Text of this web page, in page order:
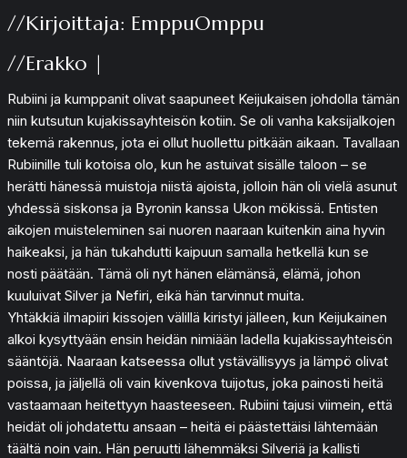
//Kirjoittaja: EmppuOmppu
//Erakko |
Rubiini ja kumppanit olivat saapuneet Keijukaisen johdolla tämän
niin kutsutun kujakissayhteisön kotiin. Se oli vanha kaksijalkojen
tekemä rakennus, jota ei ollut huollettu pitkään aikaan. Tavallaan
Rubiinille tuli kotoisa olo, kun he astuivat sisälle taloon – se
herätti hänessä muistoja niistä ajoista, jolloin hän oli vielä asunut
yhdessä siskonsa ja Byronin kanssa Ukon mökissä. Entisten
aikojen muisteleminen sai nuoren naaraan kuitenkin aina hyvin
haikeaksi, ja hän tukahdutti kaipuun samalla hetkellä kun se
nosti päätään. Tämä oli nyt hänen elämänsä, elämä, johon
kuuluivat Silver ja Nefiri, eikä hän tarvinnut muita.
Yhtäkkiä ilmapiiri kissojen välillä kiristyi jälleen, kun Keijukainen
alkoi kysyttyään ensin heidän nimiään ladella kujakissayhteisön
sääntöjä. Naaraan katseessa ollut ystävällisyys ja lämpö olivat
poissa, ja jäljellä oli vain kivenkova tuijotus, joka painosti heitä
vastaamaan heitettyyn haasteeseen. Rubiini tajusi viimein, että
heidät oli johdatettu ansaan – heitä ei päästettäisi lähtemään
täältä noin vain. Hän peruutti lähemmäksi Silveriä ja kallisti